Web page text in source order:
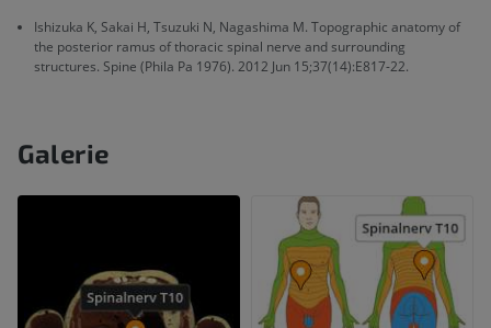
Ishizuka K, Sakai H, Tsuzuki N, Nagashima M. Topographic anatomy of
the posterior ramus of thoracic spinal nerve and surrounding
structures. Spine (Phila Pa 1976). 2012 Jun 15;37(14):E817-22.
Galerie